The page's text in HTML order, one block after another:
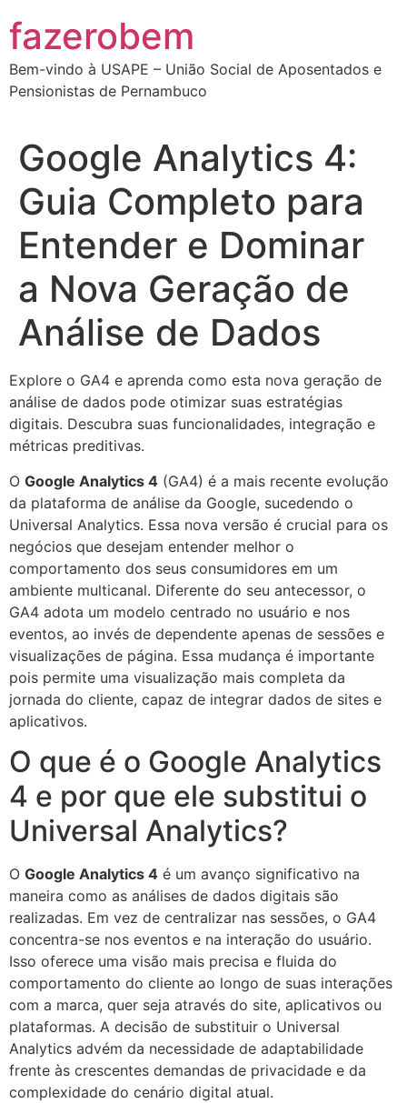
para
conteúdo
fazerobem
Bem-vindo à USAPE – União Social de Aposentados e
Pensionistas de Pernambuco
Google Analytics 4:
Guia Completo para
Entender e Dominar
a Nova Geração de
Análise de Dados
Explore o GA4 e aprenda como esta nova geração de
análise de dados pode otimizar suas estratégias
digitais. Descubra suas funcionalidades, integração e
métricas preditivas.
O Google Analytics 4 (GA4) é a mais recente evolução
da plataforma de análise da Google, sucedendo o
Universal Analytics. Essa nova versão é crucial para os
negócios que desejam entender melhor o
comportamento dos seus consumidores em um
ambiente multicanal. Diferente do seu antecessor, o
GA4 adota um modelo centrado no usuário e nos
eventos, ao invés de dependente apenas de sessões e
visualizações de página. Essa mudança é importante
pois permite uma visualização mais completa da
jornada do cliente, capaz de integrar dados de sites e
aplicativos.
O que é o Google Analytics
4 e por que ele substitui o
Universal Analytics?
O Google Analytics 4 é um avanço significativo na
maneira como as análises de dados digitais são
realizadas. Em vez de centralizar nas sessões, o GA4
concentra-se nos eventos e na interação do usuário.
Isso oferece uma visão mais precisa e fluida do
comportamento do cliente ao longo de suas interações
com a marca, quer seja através do site, aplicativos ou
plataformas. A decisão de substituir o Universal
Analytics advém da necessidade de adaptabilidade
frente às crescentes demandas de privacidade e da
complexidade do cenário digital atual.